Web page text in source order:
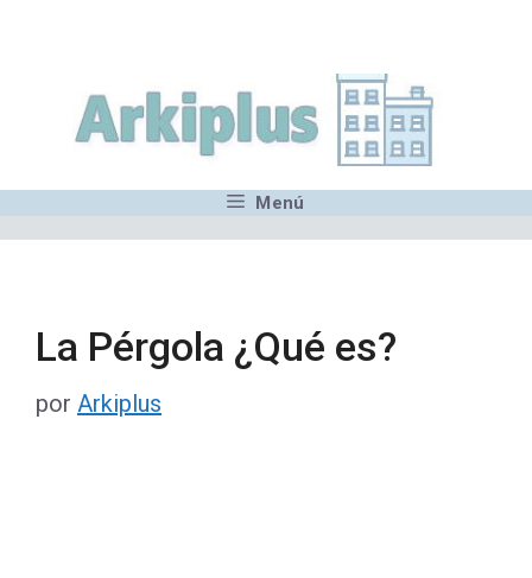
contenido
Menú
La Pérgola ¿Qué es?
por Arkiplus